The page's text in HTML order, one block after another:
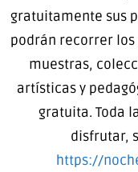
gratuitamente sus
podrán recorrer
muestras,
artísticas y
gratuita. Toda
disfrutar,
https://